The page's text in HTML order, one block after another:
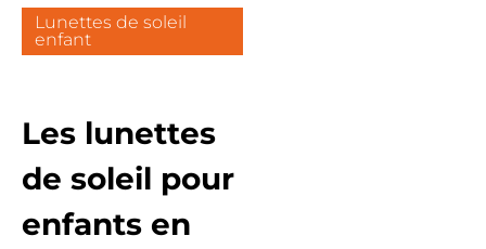
Lunettes de soleil
enfant
Les lunettes
de soleil pour
enfants en